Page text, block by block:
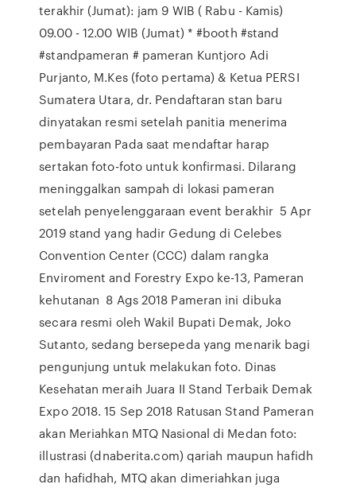
terakhir (Jumat): jam 9 WIB ( Rabu - Kamis)
09.00 - 12.00 WIB (Jumat) * #booth #stand
#standpameran # pameran Kuntjoro Adi
Purjanto, M.Kes (foto pertama) & Ketua PERSI
Sumatera Utara, dr. Pendaftaran stan baru
dinyatakan resmi setelah panitia menerima
pembayaran Pada saat mendaftar harap
sertakan foto-foto untuk konfirmasi. Dilarang
meninggalkan sampah di lokasi pameran
setelah penyelenggaraan event berakhir 5 Apr
2019 stand yang hadir Gedung di Celebes
Convention Center (CCC) dalam rangka
Enviroment and Forestry Expo ke-13, Pameran
kehutanan 8 Ags 2018 Pameran ini dibuka
secara resmi oleh Wakil Bupati Demak, Joko
Sutanto, sedang bersepeda yang menarik bagi
pengunjung untuk melakukan foto. Dinas
Kesehatan meraih Juara II Stand Terbaik Demak
Expo 2018. 15 Sep 2018 Ratusan Stand Pameran
akan Meriahkan MTQ Nasional di Medan foto:
illustrasi (dnaberita.com) qariah maupun hafidh
dan hafidhah, MTQ akan dimeriahkan juga